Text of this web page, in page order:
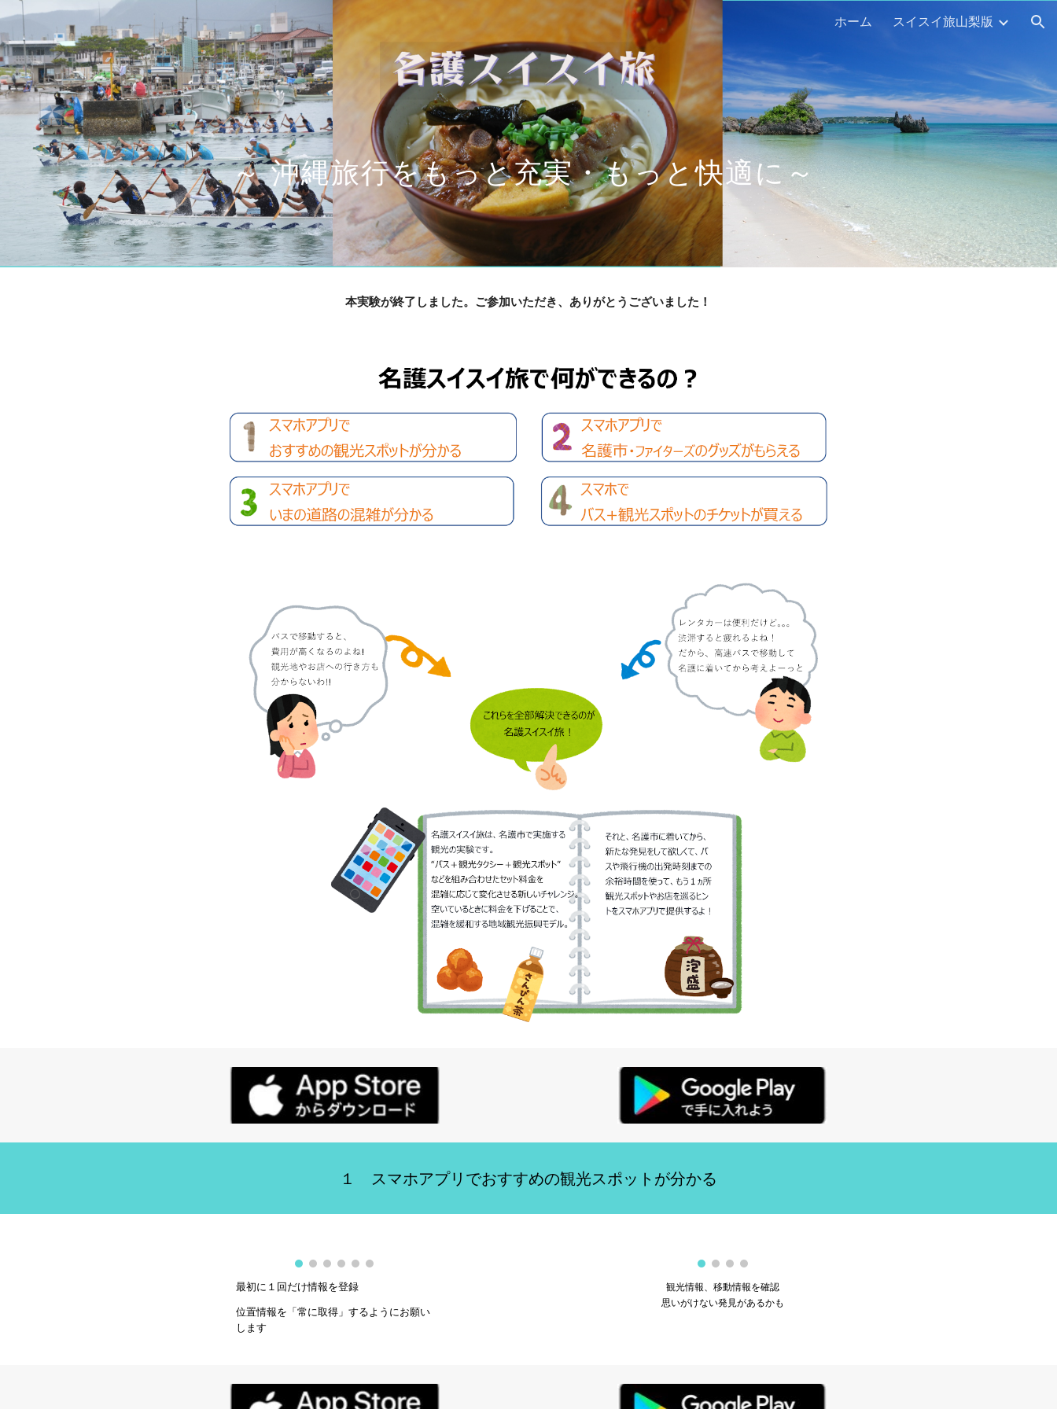
Skip to main content Skip to navigation
ホーム スイスイ旅山梨版
～ 沖縄旅行をもっと充実・もっと快適に～
本実験が終了しました。ご参加いただき、ありがとうございました！
１　スマホアプリでおすすめの観光スポットが分かる
最初に１回だけ情報を登録
位置情報を「常に取得」するようにお願い
します
観光情報、移動情報を確認
思いがけない発見があるかも